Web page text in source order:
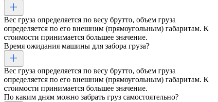
Вес груза определяется по весу брутто, объем груза
определяется по его внешним (прямоугольным) габаритам. К
стоимости принимается большее значение.
Время ожидания машины для забора груза?
Вес груза определяется по весу брутто, объем груза
определяется по его внешним (прямоугольным) габаритам. К
стоимости принимается большее значение.
По каким дням можно забрать груз самостоятельно?